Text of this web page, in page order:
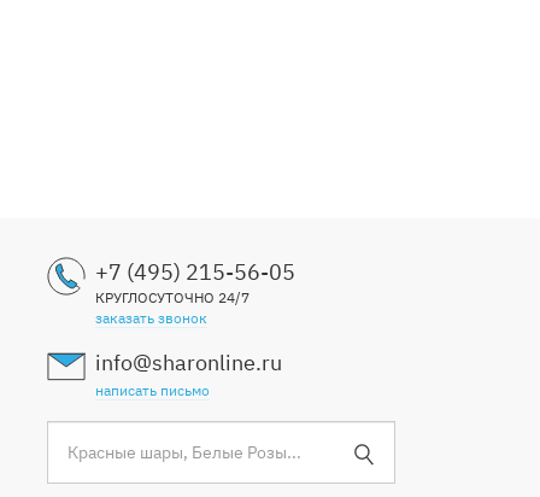
+7 (495) 215-56-05
КРУГЛОСУТОЧНО 24/7
заказать звонок
info@sharonline.ru
написать письмо